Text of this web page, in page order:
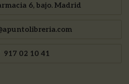
6, bajo. Madrid
917 02 10 41